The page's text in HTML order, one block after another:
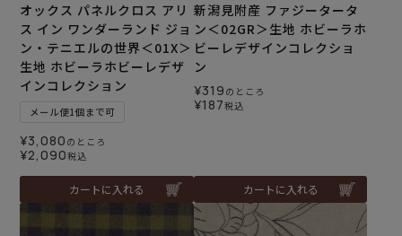
オックス パネルクロス アリ
ス イン ワンダーランド ジョ
ン・テニエルの世界＜01X＞
生地 ホビーラホビーレデザ
インコレクション
メール便1個まで可
¥3,080 のところ
¥2,090税込
カートに入れる
新潟見附産 ファジータータ
ン＜02GR＞生地 ホビーラホ
ビーレデザインコレクショ
ン
¥319 のところ
¥187税込
カートに入れる